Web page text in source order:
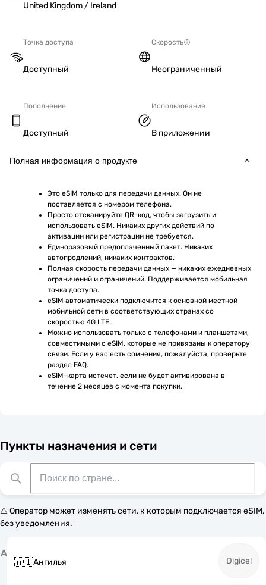
United Kingdom / Ireland
Точка доступа
Доступный
Скорость
Неограниченный
Пополнение
Доступный
Использование
В приложении
Полная информация о продукте
Это eSIM только для передачи данных. Он не
поставляется с номером телефона.
Просто отсканируйте QR-код, чтобы загрузить и
использовать eSIM. Никаких других действий по
активации или регистрации не требуется.
Единоразовый предоплаченный пакет. Никаких
автопродлений, никаких контрактов.
Полная скорость передачи данных — никаких ежедневных
ограничений и ограничений. Поддерживается мобильная
точка доступа.
eSIM автоматически подключится к основной местной
мобильной сети в соответствующих странах со
скоростью 4G LTE.
Можно использовать только с телефонами и планшетами,
совместимыми с eSIM, которые не привязаны к оператору
связи. Если у вас есть сомнения, пожалуйста, проверьте
раздел FAQ.
eSIM-карта истечет, если не будет активирована в
течение 2 месяцев с момента покупки.
Пункты назначения и сети
⚠️ Оператор может изменять сети, к которым подключается eSIM,
без уведомления.
А
🇦🇮Ангилья Digicel